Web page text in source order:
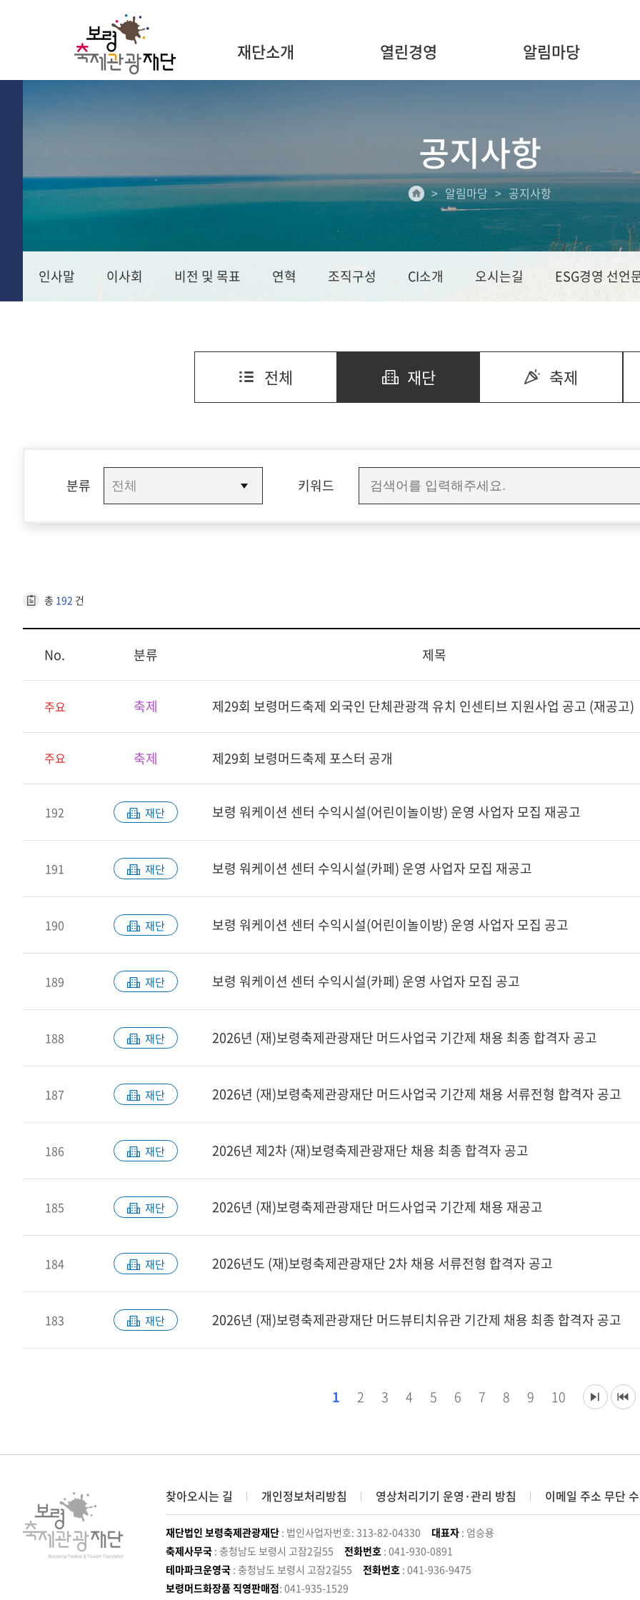
재단소개 열린경영 알림마당
공지사항
알림마당 공지사항
인사말 이사회 비전 및 목표 연혁 조직구성 CI소개 오시는길 ESG경영 선언
전체 재단 축제
분류 키워드
총 192 건
No. 분류 제목
주요 축제 제29회 보령머드축제 외국인 단체관광객 유치 인센티브 지원사업 공고 (재공고)
주요 축제 제29회 보령머드축제 포스터 공개
192 재단 보령 워케이션 센터 수익시설(어린이놀이방) 운영 사업자 모집 재공고
191 재단 보령 워케이션 센터 수익시설(카페) 운영 사업자 모집 재공고
190 재단 보령 워케이션 센터 수익시설(어린이놀이방) 운영 사업자 모집 공고
189 재단 보령 워케이션 센터 수익시설(카페) 운영 사업자 모집 공고
188 재단 2026년 (재)보령축제관광재단 머드사업국 기간제 채용 최종 합격자 공고
187 재단 2026년 (재)보령축제관광재단 머드사업국 기간제 채용 서류전형 합격자 공고
186 재단 2026년 제2차 (재)보령축제관광재단 채용 최종 합격자 공고
185 재단 2026년 (재)보령축제관광재단 머드사업국 기간제 채용 재공고
184 재단 2026년도 (재)보령축제관광재단 2차 채용 서류전형 합격자 공고
183 재단 2026년 (재)보령축제관광재단 머드뷰티치유관 기간제 채용 최종 합격자 공고
1 2 3 4 5 6 7 8 9 10
찾아오시는 길 개인정보처리방침 영상처리기기 운영·관리 방침 이메일 주소 무단
재단법인 보령축제관광재단 : 법인사업자번호: 313-82-04330 대표자 : 엄승용
축제사무국 : 충청남도 보령시 고잠2길55 전화번호 : 041-930-0891
테마파크운영국 : 충청남도 보령시 고잠2길55 전화번호 : 041-936-9475
보령머드화장품 직영판매점: 041-935-1529